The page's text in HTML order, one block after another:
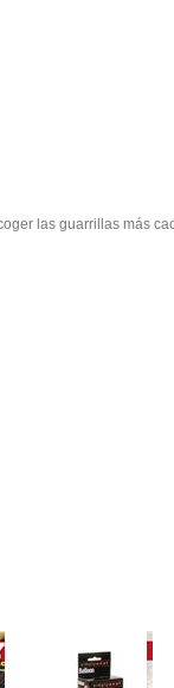
las guarrillas más